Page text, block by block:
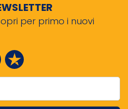
per primo i nuovi
Trustpilot